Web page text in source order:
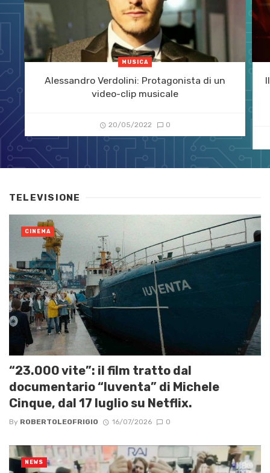
MUSICA
Alessandro Verdolini: Protagonista di un
video-clip musicale
20/05/2022 0
TELEVISIONE
“23.000 vite”: il film tratto dal
documentario “Iuventa” di Michele
Cinque, dal 17 luglio su Netflix.
By ROBERTOLEOFRIGIO 16/07/2026 0
CINEMA
NEWS